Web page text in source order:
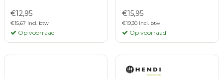
€12,95
€15,67 Incl. btw
Op voorraad
€15,95
€19,30 Incl. btw
Op voorraad